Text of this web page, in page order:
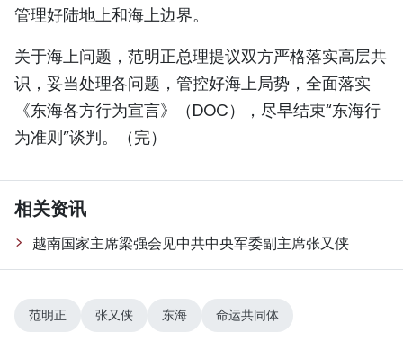
管理好陆地上和海上边界。
关于海上问题，范明正总理提议双方严格落实高层共
识，妥当处理各问题，管控好海上局势，全面落实
《东海各方行为宣言》（DOC），尽早结束“东海行
为准则”谈判。（完）
相关资讯
越南国家主席梁强会见中共中央军委副主席张又侠
范明正 张又侠 东海 命运共同体